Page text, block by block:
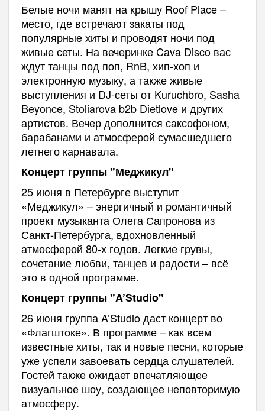
Белые ночи манят на крышу Roof Place –
место, где встречают закаты под
популярные хиты и проводят ночи под
живые сеты. На вечеринке Cava Disco вас
ждут танцы под поп, RnB, хип-хоп и
электронную музыку, а также живые
выступления и DJ-сеты от Kuruchbro, Sasha
Beyonce, Stoliarova b2b Dietlove и других
артистов. Вечер дополнится саксофоном,
барабанами и атмосферой сумасшедшего
летнего карнавала.
Концерт группы "Меджикул"
25 июня в Петербурге выступит
«Меджикул» – энергичный и романтичный
проект музыканта Олега Сапронова из
Санкт-Петербурга, вдохновленный
атмосферой 80-х годов. Легкие грувы,
сочетание любви, танцев и радости – всё
это в одной программе.
Концерт группы "A’Studio"
26 июня группа A’Studio даст концерт во
«Флагштоке». В программе – как всем
известные хиты, так и новые песни, которые
уже успели завоевать сердца слушателей.
Гостей также ожидает впечатляющее
визуальное шоу, создающее неповторимую
атмосферу.